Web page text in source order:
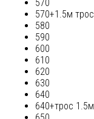
570
570+1.5м трос
580
590
600
610
620
630
640
640+трос 1.5м